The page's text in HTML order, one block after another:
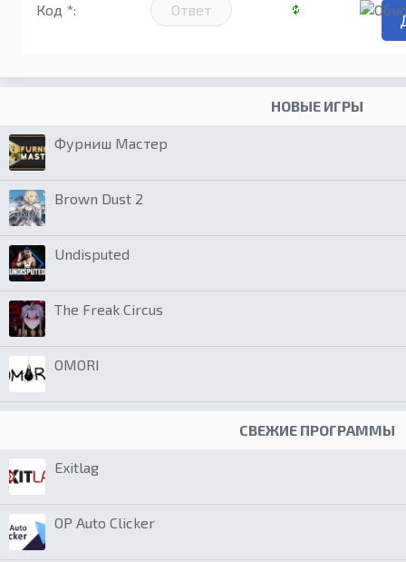
Код *:
НОВЫЕ ИГРЫ
Фурниш Мастер
Brown Dust 2
Undisputed
The Freak Circus
OMORI
СВЕЖИЕ ПРОГРАММЫ
Exitlag
OP Auto Clicker